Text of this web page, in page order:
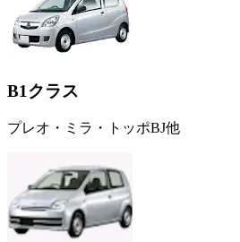
B1クラス
プレオ・ミラ・トッポBJ他